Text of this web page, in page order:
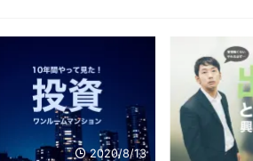
2020/8/13